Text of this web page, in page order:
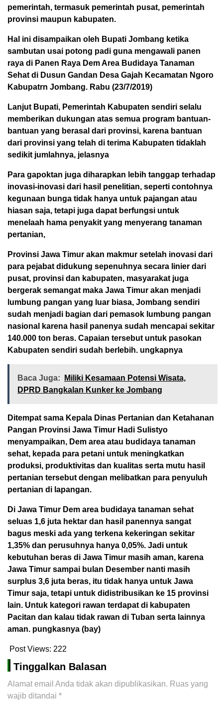
pemerintah, termasuk pemerintah pusat, pemerintah
provinsi maupun kabupaten.
Hal ini disampaikan oleh Bupati Jombang ketika
sambutan usai potong padi guna mengawali panen
raya di Panen Raya Dem Area Budidaya Tanaman
Sehat di Dusun Gandan Desa Gajah Kecamatan Ngoro
Kabupatrn Jombang. Rabu (23/7/2019)
Lanjut Bupati, Pemerintah Kabupaten sendiri selalu
memberikan dukungan atas semua program bantuan-
bantuan yang berasal dari provinsi, karena bantuan
dari provinsi yang telah di terima Kabupaten tidaklah
sedikit jumlahnya, jelasnya
Para gapoktan juga diharapkan lebih tanggap terhadap
inovasi-inovasi dari hasil penelitian, seperti contohnya
kegunaan bunga tidak hanya untuk pajangan atau
hiasan saja, tetapi juga dapat berfungsi untuk
menelaah hama penyakit yang menyerang tanaman
pertanian,
Provinsi Jawa Timur akan makmur setelah inovasi dari
para pejabat didukung sepenuhnya secara linier dari
pusat, provinsi dan kabupaten, masyarakat juga
bergerak semangat maka Jawa Timur akan menjadi
lumbung pangan yang luar biasa, Jombang sendiri
sudah menjadi bagian dari pemasok lumbung pangan
nasional karena hasil panenya sudah mencapai sekitar
140.000 ton beras. Capaian tersebut untuk pasokan
Kabupaten sendiri sudah berlebih. ungkapnya
Baca Juga:
Miliki Kesamaan Potensi Wisata,
DPRD Bangkalan Kunker ke Jombang
Ditempat sama Kepala Dinas Pertanian dan Ketahanan
Pangan Provinsi Jawa Timur Hadi Sulistyo
menyampaikan, Dem area atau budidaya tanaman
sehat, kepada para petani untuk meningkatkan
produksi, produktivitas dan kualitas serta mutu hasil
pertanian tersebut dengan melibatkan para penyuluh
pertanian di lapangan.
Di Jawa Timur Dem area budidaya tanaman sehat
seluas 1,6 juta hektar dan hasil panennya sangat
bagus meski ada yang terkena kekeringan sekitar
1,35% dan perusuhnya hanya 0,05%. Jadi untuk
kebutuhan beras di Jawa Timur masih aman, karena
Jawa Timur sampai bulan Desember nanti masih
surplus 3,6 juta beras, itu tidak hanya untuk Jawa
Timur saja, tetapi untuk didistribusikan ke 15 provinsi
lain. Untuk kategori rawan terdapat di kabupaten
Pacitan dan kalau tidak rawan di Tuban serta lainnya
aman. pungkasnya (bay)
Post Views: 222
Tinggalkan Balasan
Alamat email Anda tidak akan dipublikasikan. Ruas yang
wajib ditandai *